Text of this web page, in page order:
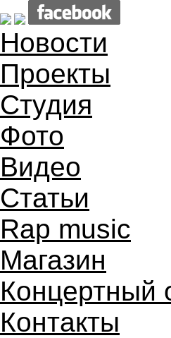
Новости
Проекты
Студия
Фото
Видео
Статьи
Rap music
Магазин
Концертный
Контакты